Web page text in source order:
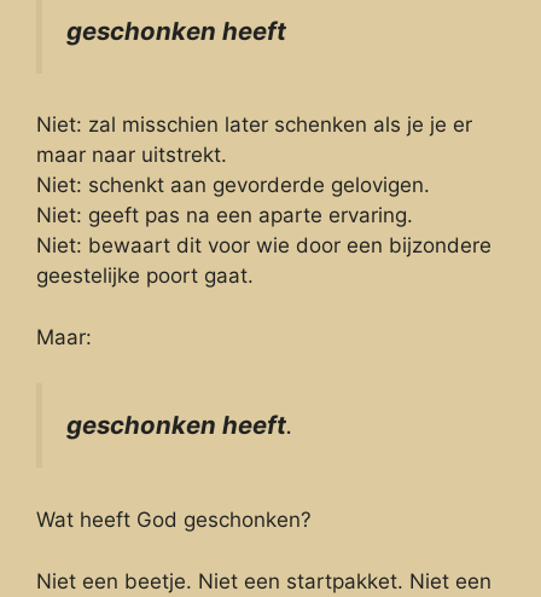
geschonken heeft
Niet: zal misschien later schenken als je je er
maar naar uitstrekt.
Niet: schenkt aan gevorderde gelovigen.
Niet: geeft pas na een aparte ervaring.
Niet: bewaart dit voor wie door een bijzondere
geestelijke poort gaat.
Maar:
geschonken heeft.
Wat heeft God geschonken?
Niet een beetje. Niet een startpakket. Niet een